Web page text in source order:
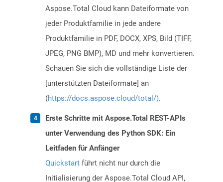
Aspose.Total Cloud kann Dateiformate von
jeder Produktfamilie in jede andere
Produktfamilie in PDF, DOCX, XPS, Bild (TIFF,
JPEG, PNG BMP), MD und mehr konvertieren.
Schauen Sie sich die vollständige Liste der
[unterstützten Dateiformate] an
(https://docs.aspose.cloud/total/).
Erste Schritte mit Aspose.Total REST-APIs
unter Verwendung des Python SDK: Ein
Leitfaden für Anfänger
Quickstart führt nicht nur durch die
Initialisierung der Aspose.Total Cloud API,